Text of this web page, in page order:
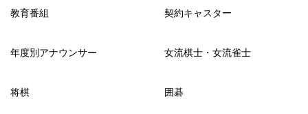
教育番組 契約キャスター
年度別アナウンサー 女流棋士・女流雀士
将棋 囲碁